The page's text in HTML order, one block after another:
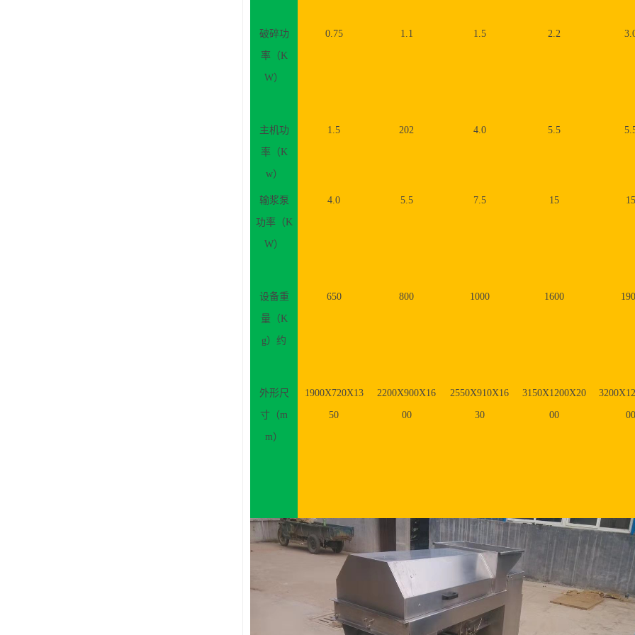
破碎功
率（K
W）
0.75 1.1 1.5 2.2
主机功
率（K
w）
1.5 202 4.0 5.5
输浆泵
功率（K
W）
4.0 5.5 7.5 15 15
设备重
量（K
g）约
650 800 1000 1600
外形尺
寸（m
m）
1900X720X13
50
2200X900X16
00
2550X910X16
30
3150X1200X20
00 00